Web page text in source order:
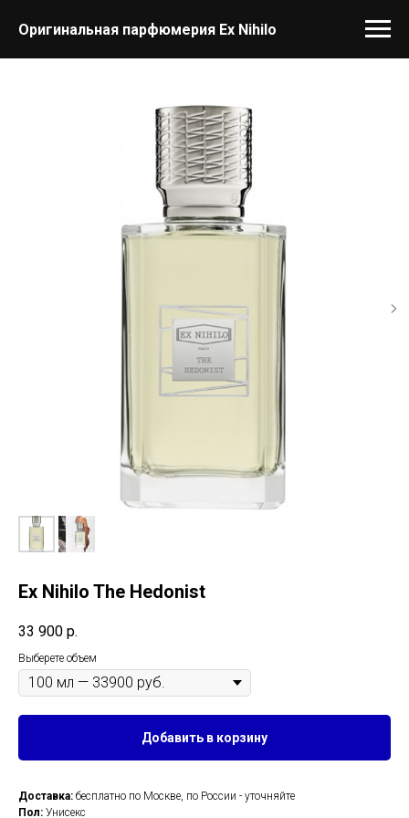
Оригинальная парфюмерия Ex Nihilo
Ex Nihilo The Hedonist
33 900 р.
Выберете объем
Добавить в корзину
Доставка: бесплатно по Москве, по России - уточняйте
Пол: Унисекс